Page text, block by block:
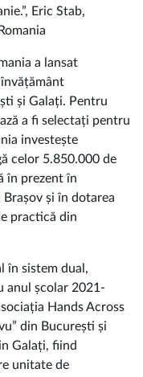
Eric Stab,
a lansat
și Galați. Pentru
a fi selectați pentru
investește
celor 5.850.000 de
în prezent în
și în dotarea
practică din
în sistem dual,
anul școlar 2021-
Hands Across
din București și
Galați, fiind
unitate de